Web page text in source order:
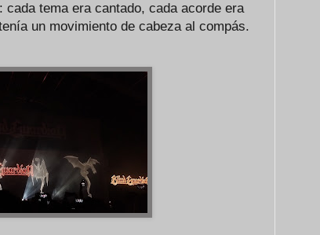
tema era cantado, cada acorde era
un movimiento de cabeza al compás.